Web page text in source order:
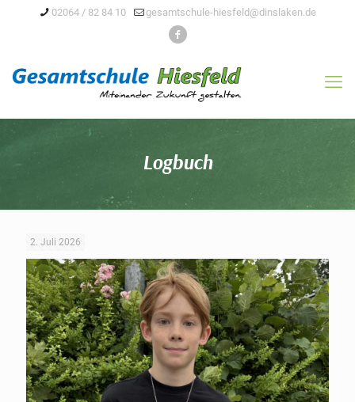
02064 / 82 84 10 gesamtschule-hiesfeld@dinslaken.de
Logbuch
2. Juli 2026